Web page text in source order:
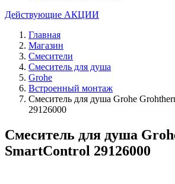
Действующие АКЦИИ
Главная
Магазин
Смесители
Смеситель для душа
Grohe
Встроенный монтаж
Смеситель для душа Grohe
29126000
Смеситель для душа
SmartControl 29126000